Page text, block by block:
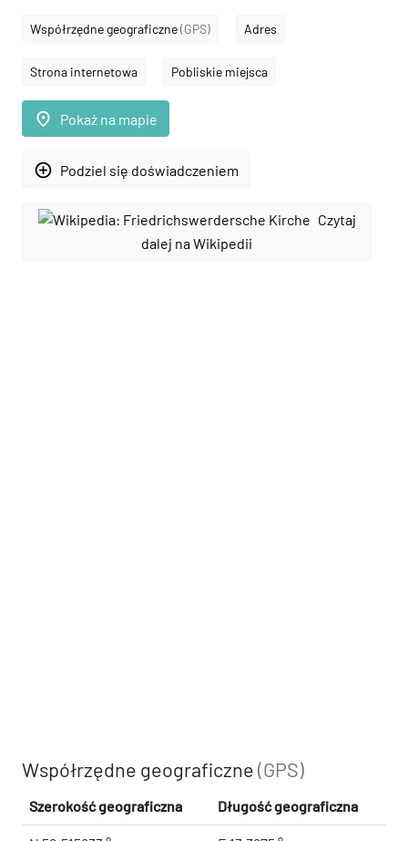
Współrzędne geograficzne(GPS) Adres
Strona internetowa Pobliskie miejsca
place Pokaż na mapie
add_circle_outline Podziel się doświadczeniem
Czytaj
dalej na Wikipedii
Współrzędne geograficzne(GPS)
Szerokość geograficzna Długość geograficzna